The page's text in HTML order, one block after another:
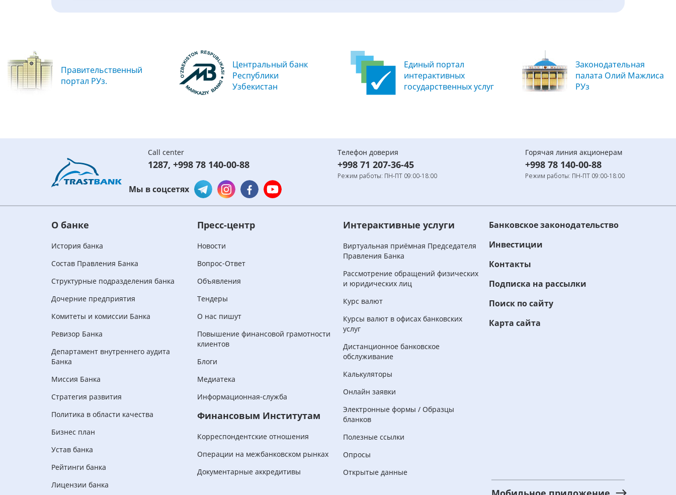
Правительственный
портал РУз.
Центральный банк
Республики
Узбекистан
Единый портал
интерактивных
государственных услуг
Законодательная
палата Олий Мажлиса
РУз
Call center
1287, +998 78 140-00-88
Телефон доверия
+998 71 207-36-45
Режим работы: ПН-ПТ 09:00-18:00
Горячая линия акционерам
+998 78 140-00-88
Режим работы: ПН-ПТ 09:00-18:00
Мы в соцсетях
О банке
История банка
Состав Правления Банка
Структурные подразделения банка
Дочерние предприятия
Комитеты и комиссии Банка
Ревизор Банка
Департамент внутреннего аудита
Банка
Миссия Банка
Стратегия развития
Политика в области качества
Бизнес план
Устав банка
Рейтинги банка
Лицензии банка
Пресс-центр
Новости
Вопрос-Ответ
Объявления
Тендеры
О нас пишут
Повышение финансовой грамотности
клиентов
Блоги
Медиатека
Информационная-служба
Финансовым Институтам
Корреспондентские отношения
Операции на межбанковском рынках
Документарные аккредитивы
Интерактивные услуги
Виртуальная приёмная Председателя
Правления Банка
Рассмотрение обращений физических
и юридических лиц
Курс валют
Курсы валют в офисах банковских
услуг
Дистанционное банковское
обслуживание
Калькуляторы
Онлайн заявки
Электронные формы / Образцы
бланков
Полезные ссылки
Опросы
Открытые данные
Банковское законодательство
Инвестиции
Контакты
Подписка на рассылки
Поиск по сайту
Карта сайта